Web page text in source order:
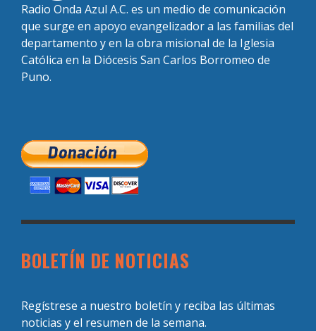
Radio Onda Azul A.C. es un medio de comunicación
que surge en apoyo evangelizador a las familias del
departamento y en la obra misional de la Iglesia
Católica en la Diócesis San Carlos Borromeo de
Puno.
BOLETÍN DE NOTICIAS
Regístrese a nuestro boletín y reciba las últimas
noticias y el resumen de la semana.